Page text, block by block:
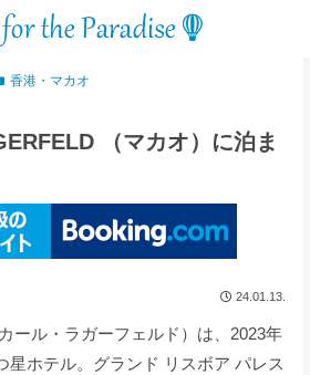
香港・マカオ
（マカオ）に泊ま
24.01.13.
ール・ラガーフェルド）は、2023年
星ホテル。グランド リスボア パレス